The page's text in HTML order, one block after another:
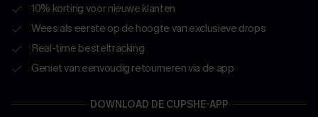
10% korting voor nieuwe klanten
Wees als eerste op de hoogte van exclusieve drops
Real-time besteltracking
Geniet van eenvoudig retourneren via de app
DOWNLOAD DE CUPSHE-APP